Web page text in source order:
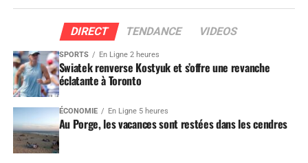
DIRECT TENDANCE VIDEOS
SPORTS En Ligne 2 heures
Swiatek renverse Kostyuk et s’offre une revanche
éclatante à Toronto
ÉCONOMIE En Ligne 5 heures
Au Porge, les vacances sont restées dans les cendres